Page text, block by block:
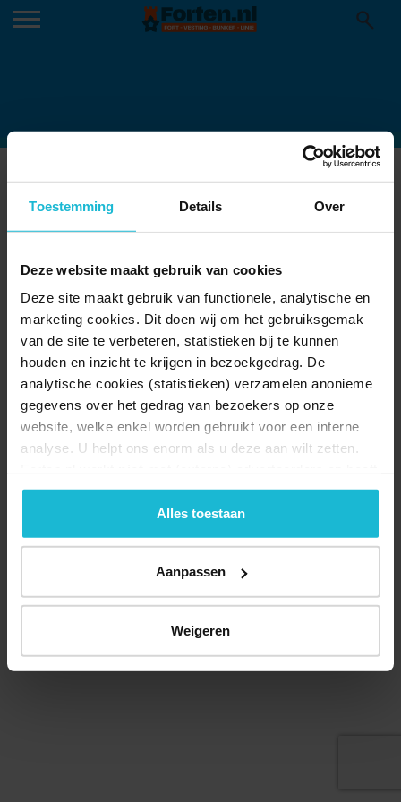
Toestemming Details Over
Deze website maakt gebruik van cookies
Deze site maakt gebruik van functionele, analytische en
marketing cookies. Dit doen wij om het gebruiksgemak
van de site te verbeteren, statistieken bij te kunnen
houden en inzicht te krijgen in bezoekgedrag. De
analytische cookies (statistieken) verzamelen anonieme
gegevens over het gedrag van bezoekers op onze
website, welke enkel worden gebruikt voor een interne
analyse. U helpt ons enorm als u deze aan wilt zetten.
geen commerciële doelstelling. U kunt deze cookies via
de knoppen accepteren, beheren of weigeren.
Alles toestaan
Aanpassen
Weigeren
© 2026 Stichting Forten Nederland
Over ons
Doneer nu Disclaimer
Contact
Forten.nl wordt ondersteund door de